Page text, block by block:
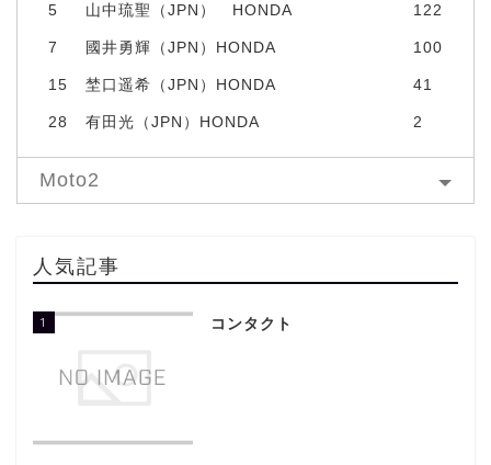
5 山中琉聖（JPN） HONDA 122
7 國井勇輝（JPN）HONDA 100
15 埜口遥希（JPN）HONDA 41
28 有田光（JPN）HONDA 2
Moto2
人気記事
1 コンタクト